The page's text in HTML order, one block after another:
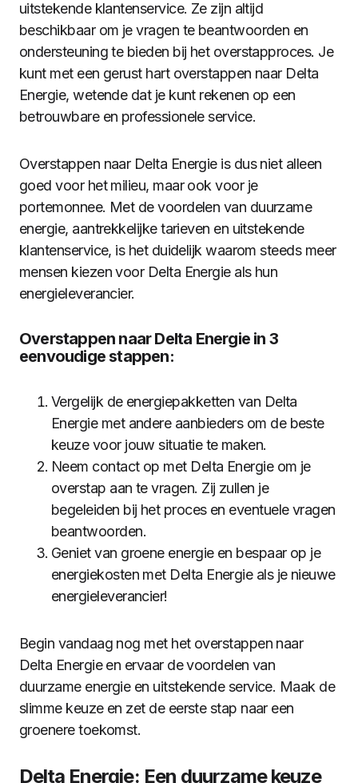
uitstekende klantenservice. Ze zijn altijd
beschikbaar om je vragen te beantwoorden en
ondersteuning te bieden bij het overstapproces. Je
kunt met een gerust hart overstappen naar Delta
Energie, wetende dat je kunt rekenen op een
betrouwbare en professionele service.
Overstappen naar Delta Energie is dus niet alleen
goed voor het milieu, maar ook voor je
portemonnee. Met de voordelen van duurzame
energie, aantrekkelijke tarieven en uitstekende
klantenservice, is het duidelijk waarom steeds meer
mensen kiezen voor Delta Energie als hun
energieleverancier.
Overstappen naar Delta Energie in 3
eenvoudige stappen:
Vergelijk de energiepakketten van Delta
Energie met andere aanbieders om de beste
keuze voor jouw situatie te maken.
Neem contact op met Delta Energie om je
overstap aan te vragen. Zij zullen je
begeleiden bij het proces en eventuele vragen
beantwoorden.
Geniet van groene energie en bespaar op je
energiekosten met Delta Energie als je nieuwe
energieleverancier!
Begin vandaag nog met het overstappen naar
Delta Energie en ervaar de voordelen van
duurzame energie en uitstekende service. Maak de
slimme keuze en zet de eerste stap naar een
groenere toekomst.
Delta Energie: Een duurzame keuze